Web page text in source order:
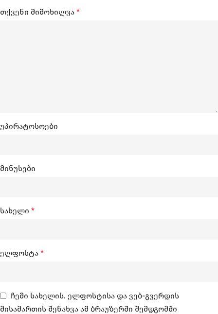
თქვენი მიმოხილვა *
უპირატოსოები
მინუსები
სახელი *
ელფოსტა *
ჩემი სახელის. ელფოსტისა და ვებ-გვერდის
მისამართის შენახვა ამ ბრაუზერში შემდგომში